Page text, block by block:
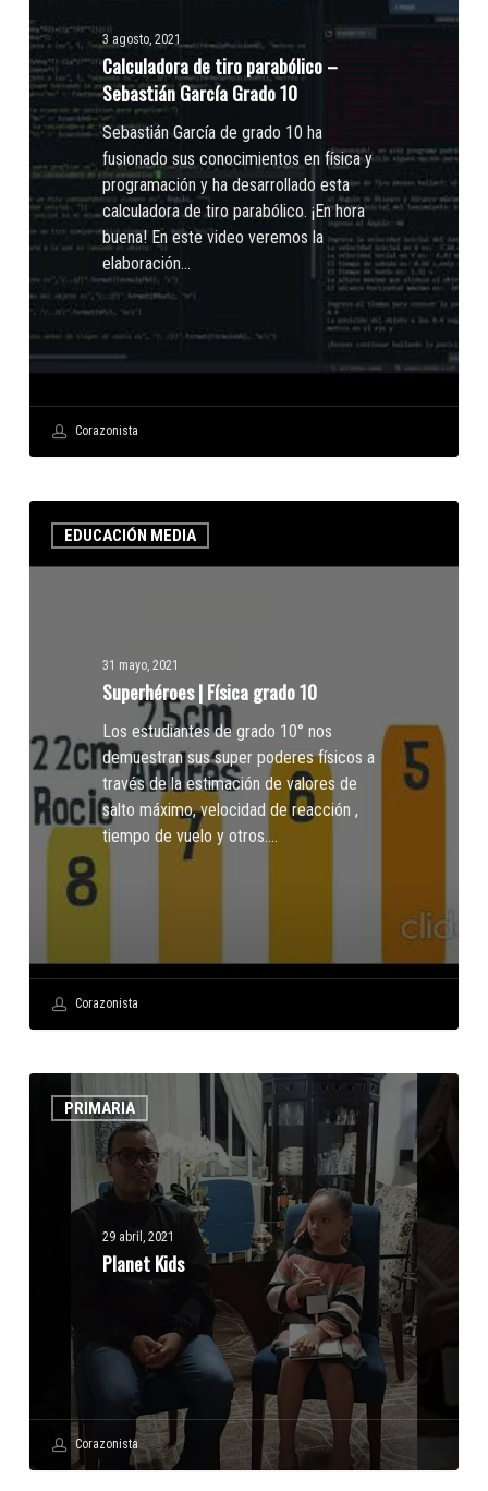
Sebastián
García
Grado
10
3 agosto, 2021
Calculadora de tiro parabólico –
Sebastián García Grado 10
Sebastián García de grado 10 ha
fusionado sus conocimientos en física y
programación y ha desarrollado esta
calculadora de tiro parabólico. ¡En hora
buena! En este video veremos la
elaboración…
Corazonista
EDUCACIÓN MEDIA
Física
31 mayo, 2021
Superhéroes | Física grado 10
Los estudiantes de grado 10° nos
demuestran sus super poderes físicos a
través de la estimación de valores de
salto máximo, velocidad de reacción ,
tiempo de vuelo y otros.…
Corazonista
PRIMARIA
29 abril, 2021
Planet Kids
Corazonista